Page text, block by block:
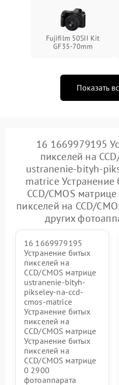
Fujifilm 50SII Kit
GF35-70mm
Показать
16 1669979195
пикселей на
ustranenie-bityh-
matrice Устранение
CCD/CMOS
пикселей на CCD/
других
16 1669979195
Устранение битых
пикселей на
CCD/CMOS матрице
ustranenie-bityh-
pikseley-na-ccd-
cmos-matrice
Устранение битых
пикселей на
CCD/CMOS матрице
Устранение битых
пикселей на
CCD/CMOS матрице
0 2900
фотоаппарата